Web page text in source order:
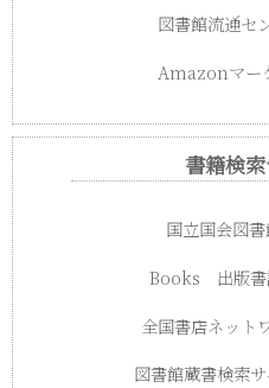
図書館流通セ
Amazonマー
書籍検
国立国会図
Books 出版書
全国書店ネット
図書館蔵書検索サ